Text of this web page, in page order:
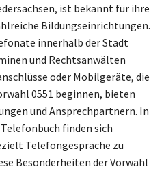
ist bekannt für ihre
Bildungseinrichtungen.
innerhalb der Stadt
und Rechtsanwälten
oder Mobilgeräte, die
0551 beginnen, bieten
und Ansprechpartnern. In
finden sich
Telefongespräche zu
Besonderheiten der Vorwahl